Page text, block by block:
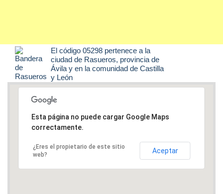
El código 05298 pertenece a la
ciudad de Rasueros, provincia de
Ávila y en la comunidad de Castilla
y León
Esta página no puede cargar Google Maps
correctamente.
¿Eres el propietario de este sitio
web?
Aceptar